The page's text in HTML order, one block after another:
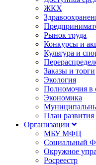
ЖКХ
Рынок труда
Конкурсы и
Культура и
Заказы и торги
Экология
Полномочия в
Экономика
План
Организации
МБУ МФЦ
Социальный
Окружное
Росреестр